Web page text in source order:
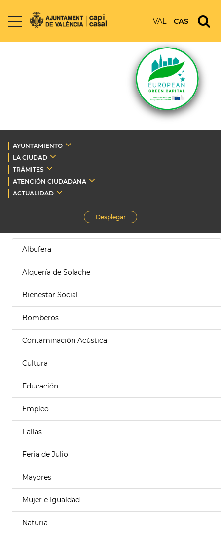
VAL CAS
AYUNTAMIENTO
LA CIUDAD
TRÁMITES
ATENCIÓN CIUDADANA
ACTUALIDAD
Desplegar
Albufera
Alquería de Solache
Bienestar Social
Bomberos
Contaminación Acústica
Cultura
Educación
Empleo
Fallas
Feria de Julio
Mayores
Mujer e Igualdad
Naturia